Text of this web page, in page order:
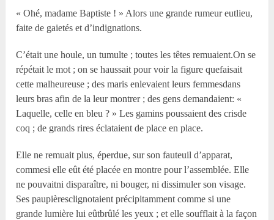
« Ohé, madame Baptiste ! » Alors une grande rumeur eutlieu,
faite de gaietés et d’indignations.
C’était une houle, un tumulte ; toutes les têtes remuaient.On se
répétait le mot ; on se haussait pour voir la figure quefaisait
cette malheureuse ; des maris enlevaient leurs femmesdans
leurs bras afin de la leur montrer ; des gens demandaient: «
Laquelle, celle en bleu ? » Les gamins poussaient des crisde
coq ; de grands rires éclataient de place en place.
Elle ne remuait plus, éperdue, sur son fauteuil d’apparat,
commesi elle eût été placée en montre pour l’assemblée. Elle
ne pouvaitni disparaître, ni bouger, ni dissimuler son visage.
Ses paupièresclignotaient précipitamment comme si une
grande lumière lui eûtbrûlé les yeux ; et elle soufflait à la façon